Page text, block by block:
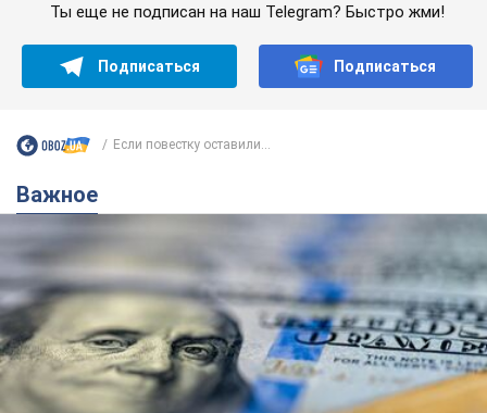
Ты еще не подписан на наш Telegram? Быстро жми!
Подписаться Подписаться
Если повестку оставили...
Важное